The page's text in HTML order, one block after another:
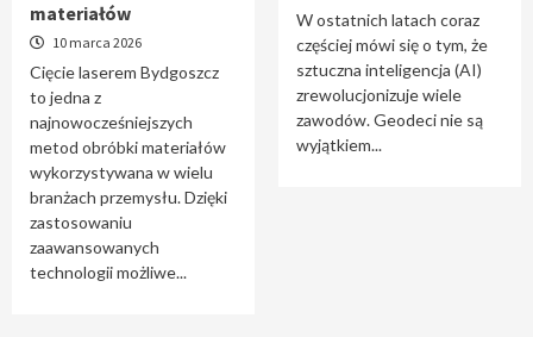
materiałów
10 marca 2026
Cięcie laserem Bydgoszcz
to jedna z
najnowocześniejszych
metod obróbki materiałów
wykorzystywana w wielu
branżach przemysłu. Dzięki
zastosowaniu
zaawansowanych
technologii możliwe...
W ostatnich latach coraz
częściej mówi się o tym, że
sztuczna inteligencja (AI)
zrewolucjonizuje wiele
zawodów. Geodeci nie są
wyjątkiem...